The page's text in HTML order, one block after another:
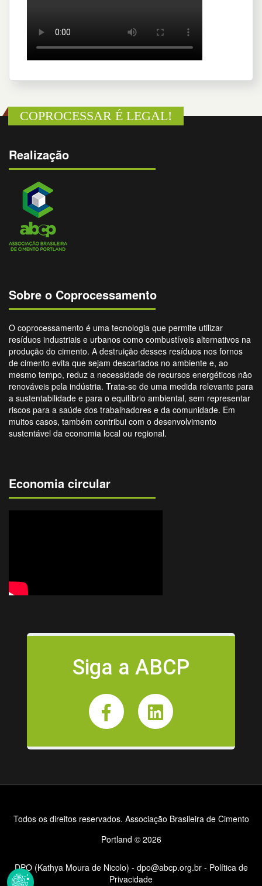
COPROCESSAR É LEGAL!
Realização
Sobre o Coprocessamento
O coprocessamento é uma tecnologia que permite utilizar
resíduos industriais e urbanos como combustíveis alternativos na
produção do cimento. A destruição desses resíduos nos fornos
de cimento evita que sejam descartados no ambiente e, ao
mesmo tempo, reduz a necessidade de recursos energéticos não
renováveis pela indústria. Trata-se de uma medida relevante para
a sustentabilidade e para o equilíbrio ambiental, sem representar
riscos para a saúde dos trabalhadores e da comunidade. Em
muitos casos, também contribui com o desenvolvimento
sustentável da economia local ou regional.
Economia circular
Siga a ABCP
Todos os direitos reservados. Associação Brasileira de Cimento
Portland © 2026
DPO (Kathya Moura de Nicolo) - dpo@abcp.org.br- Política de
Privacidade